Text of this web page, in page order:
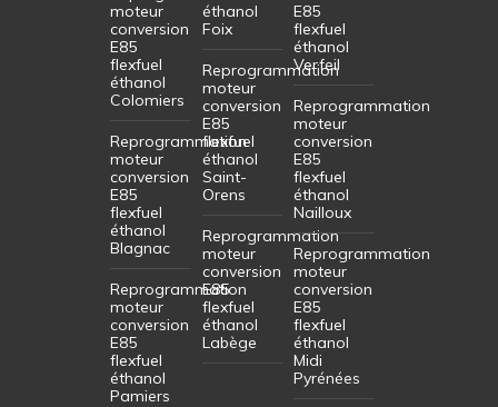
moteur
conversion
E85
flexfuel
éthanol
Colomiers
Reprogrammation
moteur
conversion
E85
flexfuel
éthanol
Blagnac
Reprogrammation
moteur
conversion
E85
flexfuel
éthanol
Pamiers
éthanol
Foix
Reprogrammation
moteur
conversion
E85
flexfuel
éthanol
Saint-
Orens
Reprogrammation
moteur
conversion
E85
flexfuel
éthanol
Labège
E85
flexfuel
éthanol
Verfeil
Reprogrammation
moteur
conversion
E85
flexfuel
éthanol
Nailloux
Reprogrammation
moteur
conversion
E85
flexfuel
éthanol
Midi
Pyrénées